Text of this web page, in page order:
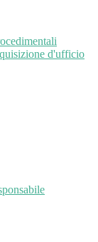
d'ufficio